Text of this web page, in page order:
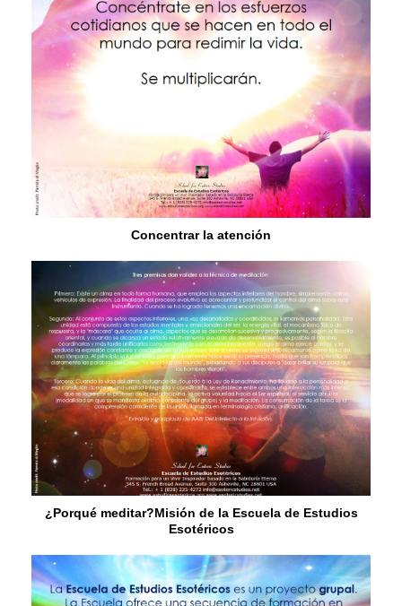
Concentrar la atención
¿Porqué meditar?Misión de la Escuela de Estudios
Esotéricos